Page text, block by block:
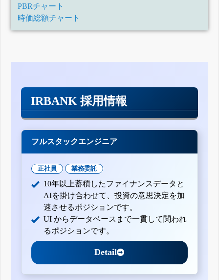
PBRチャート
時価総額チャート
IRBANK 採用情報
フルスタックエンジニア
正社員 業務委託
10年以上蓄積したファイナンスデータと
AIを掛け合わせて、投資の意思決定を加
速させるポジションです。
UI からデータベースまで一貫して関われ
るポジションです。
Detail